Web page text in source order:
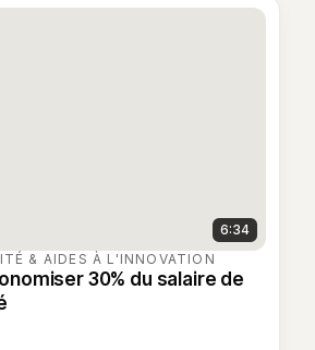
6:34
& AIDES À L'INNOVATION
30% du salaire de